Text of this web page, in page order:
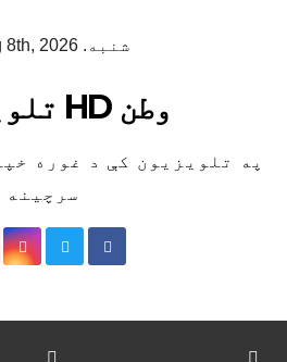
شنبه. Aug 8th, 2026
وطن HD تلویزیون
په تلویزیون کې د غوره
سرچینه